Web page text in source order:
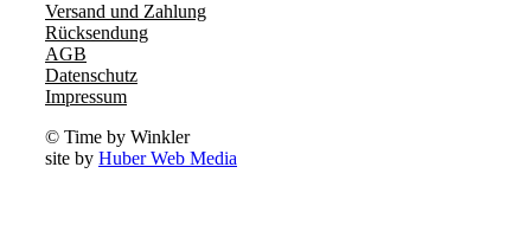
Versand und Zahlung
Rücksendung
AGB
Datenschutz
Impressum
© Time by Winkler
site by Huber Web Media